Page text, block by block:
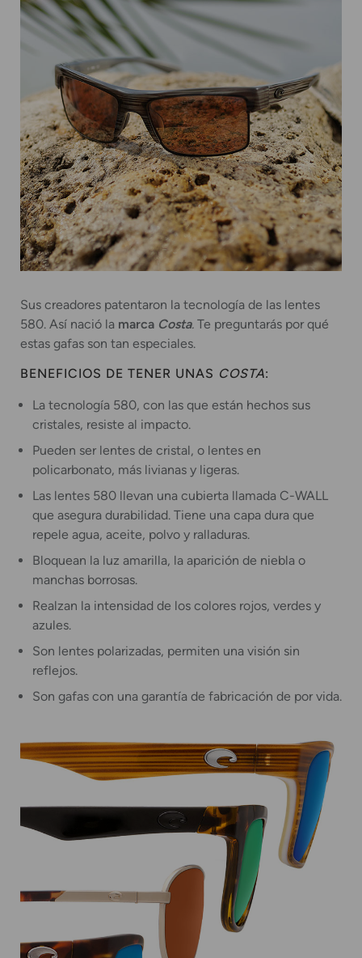
Sus creadores patentaron la tecnología de las lentes
580. Así nació la marca Costa. Te preguntarás por qué
estas gafas son tan especiales.
BENEFICIOS DE TENER UNAS COSTA:
La tecnología 580, con las que están hechos sus
cristales, resiste al impacto.
Pueden ser lentes de cristal, o lentes en
policarbonato, más livianas y ligeras.
Las lentes 580 llevan una cubierta llamada C-WALL
que asegura durabilidad. Tiene una capa dura que
repele agua, aceite, polvo y ralladuras.
Bloquean la luz amarilla, la aparición de niebla o
manchas borrosas.
Realzan la intensidad de los colores rojos, verdes y
azules.
Son lentes polarizadas, permiten una visión sin
reflejos.
Son gafas con una garantía de fabricación de por vida.